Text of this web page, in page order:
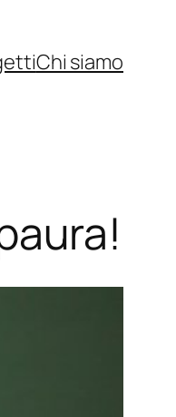
Chi siamo